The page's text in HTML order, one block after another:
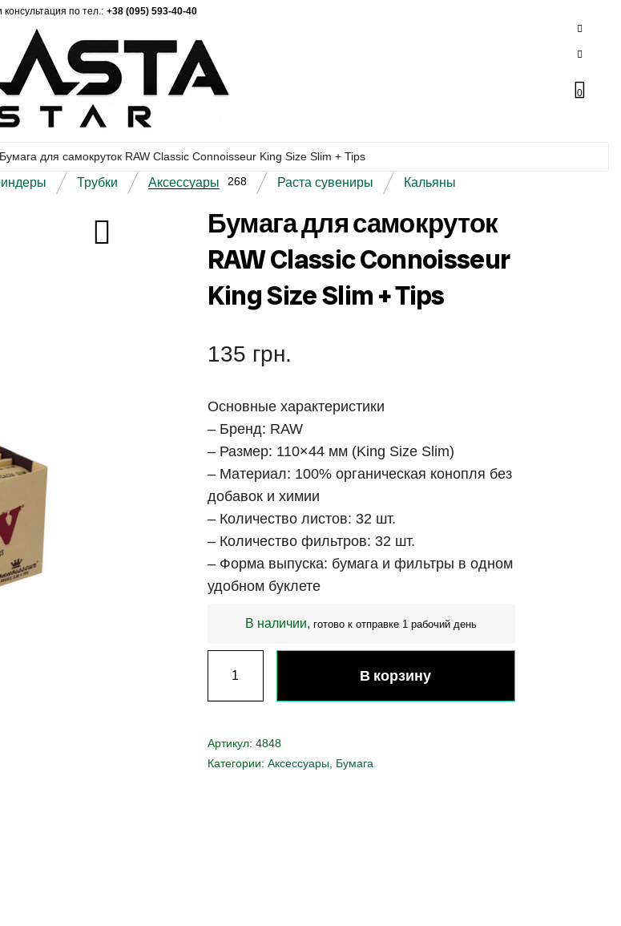
консультация по тел.: +38 (095) 593-40-40
0
Бумага для самокруток RAW Classic Connoisseur King Size Slim + Tips
Трубки Аксессуары 268 Раста сувениры Кальяны
Бумага для самокруток
RAW Classic Connoisseur
King Size Slim + Tips
135 грн.
Основные характеристики
– Бренд: RAW
– Размер: 110×44 мм (King Size Slim)
– Материал: 100% органическая конопля без
добавок и химии
– Количество листов: 32 шт.
– Количество фильтров: 32 шт.
– Форма выпуска: бумага и фильтры в одном
удобном буклете
В наличии, готово к отправке 1 рабочий день
В корзину
Артикул: 4848
Категории: Аксессуары, Бумага